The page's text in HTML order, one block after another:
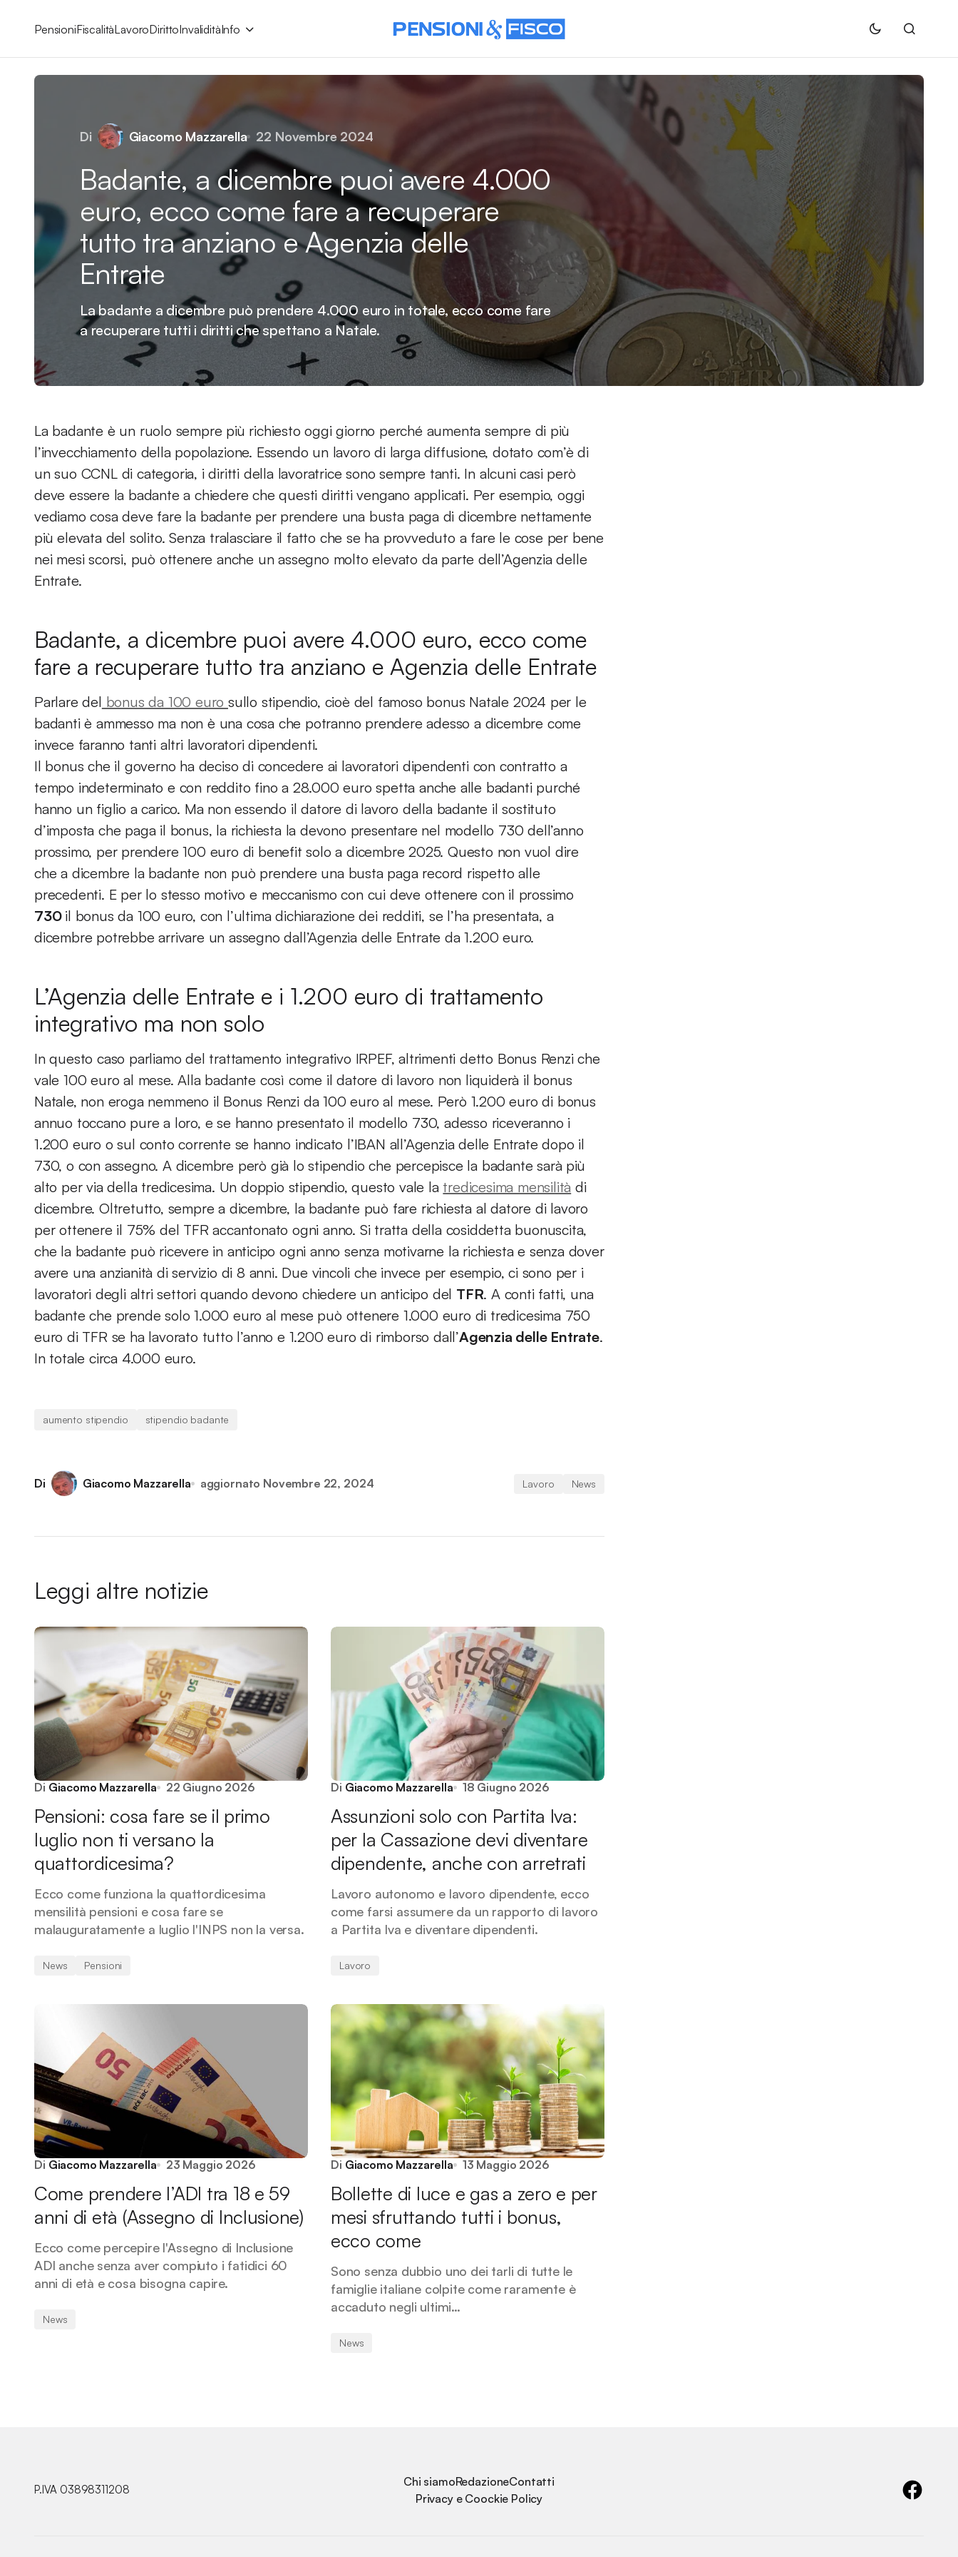
PensioniFiscalitàLavoroDirittoInvaliditàInfo
Di Giacomo Mazzarella 22 Novembre 2024
Badante, a dicembre puoi avere 4.000
euro, ecco come fare a recuperare
tutto tra anziano e Agenzia delle
Entrate
La badante a dicembre può prendere 4.000 euro in totale, ecco come fare
a recuperare tutti i diritti che spettano a Natale.
La badante è un ruolo sempre più richiesto oggi giorno perché aumenta sempre di più
l’invecchiamento della popolazione. Essendo un lavoro di larga diffusione, dotato com’è di
un suo CCNL di categoria, i diritti della lavoratrice sono sempre tanti. In alcuni casi però
deve essere la badante a chiedere che questi diritti vengano applicati. Per esempio, oggi
vediamo cosa deve fare la badante per prendere una busta paga di dicembre nettamente
più elevata del solito. Senza tralasciare il fatto che se ha provveduto a fare le cose per bene
nei mesi scorsi, può ottenere anche un assegno molto elevato da parte dell’Agenzia delle
Entrate.
Badante, a dicembre puoi avere 4.000 euro, ecco come
fare a recuperare tutto tra anziano e Agenzia delle Entrate
Parlare del bonus da 100 eurosullo stipendio, cioè del famoso bonus Natale 2024 per le
badanti è ammesso ma non è una cosa che potranno prendere adesso a dicembre come
invece faranno tanti altri lavoratori dipendenti.
Il bonus che il governo ha deciso di concedere ai lavoratori dipendenti con contratto a
tempo indeterminato e con reddito fino a 28.000 euro spetta anche alle badanti purché
hanno un figlio a carico. Ma non essendo il datore di lavoro della badante il sostituto
d’imposta che paga il bonus, la richiesta la devono presentare nel modello 730 dell’anno
prossimo, per prendere 100 euro di benefit solo a dicembre 2025. Questo non vuol dire
che a dicembre la badante non può prendere una busta paga record rispetto alle
precedenti. E per lo stesso motivo e meccanismo con cui deve ottenere con il prossimo
730 il bonus da 100 euro, con l’ultima dichiarazione dei redditi, se l’ha presentata, a
dicembre potrebbe arrivare un assegno dall’Agenzia delle Entrate da 1.200 euro.
L’Agenzia delle Entrate e i 1.200 euro di trattamento
integrativo ma non solo
In questo caso parliamo del trattamento integrativo IRPEF, altrimenti detto Bonus Renzi che
vale 100 euro al mese. Alla badante così come il datore di lavoro non liquiderà il bonus
Natale, non eroga nemmeno il Bonus Renzi da 100 euro al mese. Però 1.200 euro di bonus
annuo toccano pure a loro, e se hanno presentato il modello 730, adesso riceveranno i
1.200 euro o sul conto corrente se hanno indicato l’IBAN all’Agenzia delle Entrate dopo il
730, o con assegno. A dicembre però già lo stipendio che percepisce la badante sarà più
alto per via della tredicesima. Un doppio stipendio, questo vale la tredicesima mensilità di
dicembre. Oltretutto, sempre a dicembre, la badante può fare richiesta al datore di lavoro
per ottenere il 75% del TFR accantonato ogni anno. Si tratta della cosiddetta buonuscita,
che la badante può ricevere in anticipo ogni anno senza motivarne la richiesta e senza dover
avere una anzianità di servizio di 8 anni. Due vincoli che invece per esempio, ci sono per i
lavoratori degli altri settori quando devono chiedere un anticipo del TFR. A conti fatti, una
badante che prende solo 1.000 euro al mese può ottenere 1.000 euro di tredicesima 750
euro di TFR se ha lavorato tutto l’anno e 1.200 euro di rimborso dall’Agenzia delle Entrate.
In totale circa 4.000 euro.
aumento stipendio stipendio badante
Di Giacomo Mazzarella aggiornato Novembre 22, 2024 Lavoro News
Leggi altre notizie
Di Giacomo Mazzarella 22 Giugno 2026
Pensioni: cosa fare se il primo
luglio non ti versano la
quattordicesima?
Ecco come funziona la quattordicesima
mensilità pensioni e cosa fare se
malauguratamente a luglio l'INPS non la versa.
News Pensioni
Di Giacomo Mazzarella 18 Giugno 2026
Assunzioni solo con Partita Iva:
per la Cassazione devi diventare
dipendente, anche con arretrati
Lavoro autonomo e lavoro dipendente, ecco
come farsi assumere da un rapporto di lavoro
a Partita Iva e diventare dipendenti.
Lavoro
Di Giacomo Mazzarella 23 Maggio 2026
Come prendere l’ADI tra 18 e 59
anni di età (Assegno di Inclusione)
Ecco come percepire l'Assegno di Inclusione
ADI anche senza aver compiuto i fatidici 60
anni di età e cosa bisogna capire.
News
Di Giacomo Mazzarella 13 Maggio 2026
Bollette di luce e gas a zero e per
mesi sfruttando tutti i bonus,
ecco come
Sono senza dubbio uno dei tarli di tutte le
famiglie italiane colpite come raramente è
accaduto negli ultimi…
News
P.IVA 03898311208
Chi siamoRedazioneContatti
Privacy e Coockie Policy